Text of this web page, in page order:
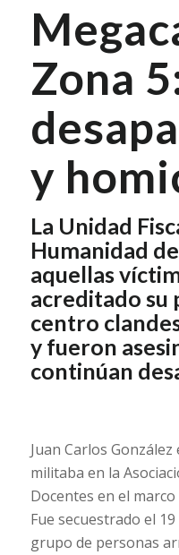
Zona
y
La Unidad
Humanidad
aquellas
acreditado su
centro
y fueron
continúan
Juan Carlos
militaba en la
Docentes en el
Fue secuestrado el
grupo de personas